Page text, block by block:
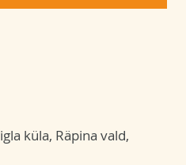
küla, Räpina vald,